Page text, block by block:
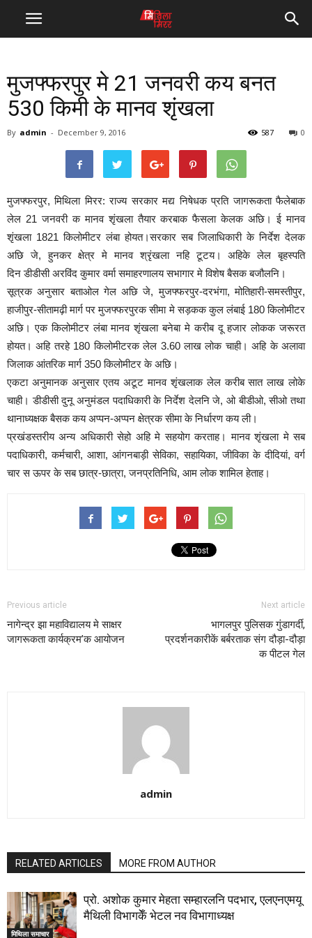
मुजफ्फरपुर मे 21 जनवरी कय बनत
530 किमी के मानव शृंखला
By admin - December 9, 2016 0
587
मुजफ्फरपुर, मिथिला मिरर: राज्य सरकार मद्य निषेधक प्रति जागरूकता फैलेबाक
लेल 21 जनवरी क मानव शृंखला तैयार करबाक फैसला केलक अछि। ई मानव
शृंखला 1821 किलोमीटर लंबा होयत।सरकार सब जिलाधिकारी के निर्देश देलक
अछि जे, हुनकर क्षेत्र मे मानव श्रृंखला नहि टूटय। अहिके लेल बृहस्पति
दिन डीडीसी अरविंद कुमार वर्मा समाहरणालय सभागार मे विशेष बैसक बजौलनि।
सूत्रक अनुसार बताओल गेल अछि जे, मुजफ्फरपुर-दरभंगा, मोतिहारी-समस्तीपुर,
हाजीपुर-सीतामढ़ी मार्ग पर मुजफ्फरपुरक सीमा मे सड़कक कुल लंबाई 180 किलोमीटर
अछि। एक किलोमीटर लंबा मानव शृंखला बनेबा मे करीब दू हजार लोकक जरूरत
होयत। अहि तरहे 180 किलोमीटरक लेल 3.60 लाख लोक चाही। अहि के अलावा
जिलाक आंतरिक मार्ग 350 किलोमीटर के अछि।
एकटा अनुमानक अनुसार एतय अटूट मानव शृंखलाक लेल करीब सात लाख लोके
चाही। डीडीसी दुनू अनुमंडल पदाधिकारी के निर्देश देलनि जे, ओ बीडीओ, सीओ तथा
थानाध्यक्षक बैसक कय अप्पन-अप्पन क्षेत्रक सीमा के निर्धारण कय ली।
प्रखंडस्तरीय अन्य अधिकारी सेहो अहि मे सहयोग करताह। मानव शृंखला मे सब
पदाधिकारी, कर्मचारी, आशा, आंगनबाड़ी सेविका, सहायिका, जीविका के दीदियां, वर्ग
चार स ऊपर के सब छात्र-छात्रा, जनप्रतिनिधि, आम लोक शामिल हेताह।
Previous article
नागेन्द्र झा महाविद्यालय मे साक्षर
जागरूकता कार्यक्रम’क आयोजन
Next article
भागलपुर पुलिसक गुंडागर्दी,
प्रदर्शनकारीकें बर्बरताक संग दौड़ा-दौड़ा
क पीटल गेल
admin
RELATED ARTICLES MORE FROM AUTHOR
मिथिला समाचार
प्रो. अशोक कुमार मेहता सम्हारलनि पदभार, एलएनएमयू
मैथिली विभागकेँ भेटल नव विभागाध्यक्ष